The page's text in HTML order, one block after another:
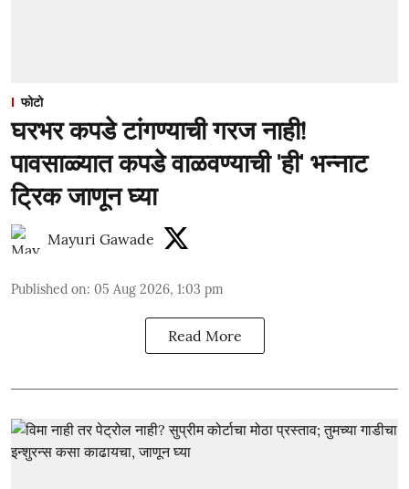
फोटो
घरभर कपडे टांगण्याची गरज नाही!
पावसाळ्यात कपडे वाळवण्याची 'ही' भन्नाट
ट्रिक जाणून घ्या
Mayuri Gawade
Published on: 05 Aug 2026, 1:03 pm
Read More